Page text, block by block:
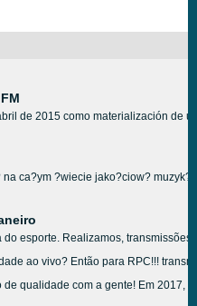
de 2015 como materialización de
ca?ym ?wiecie jako?ciow? muzyk?
do esporte. Realizamos,
ao vivo? Então para RPC!!!
de qualidade com a gente! Em 2017,